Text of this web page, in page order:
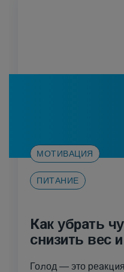
МОТИВАЦИЯ
ПИТАНИЕ
Как убрать
снизить вес
Голод — это